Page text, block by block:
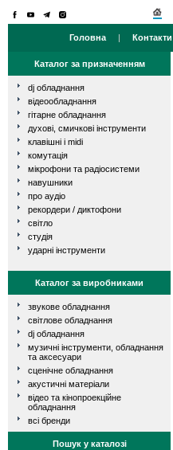
Головна | Контакти
Каталог за призначенням
dj обладнання
відеообладнання
гітарне обладнання
духові, смичкові інструменти
клавішні і midi
комутація
мікрофони та радіосистеми
навушники
про аудіо
рекордери / диктофони
світло
студія
ударні інструменти
Каталог за виробниками
звукове обладнання
світлове обладнання
dj обладнання
музичні інструменти, обладнання
та аксесуари
сценічне обладнання
акустичні матеріали
відео та кінопроекційне
обладнання
всі бренди
Пошук у каталозі